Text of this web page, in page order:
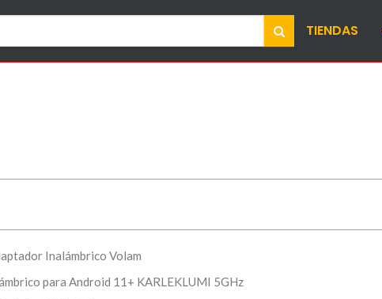
TIENDAS
Inalámbrico Volam
para Android 11+ KARLEKLUMI 5GHz